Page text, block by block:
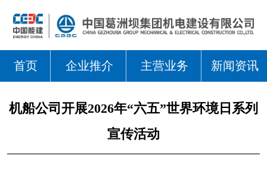
首页 企业推介 主营业务 新闻资讯
机船公司开展2026年“六五”世界环境日系列
宣传活动